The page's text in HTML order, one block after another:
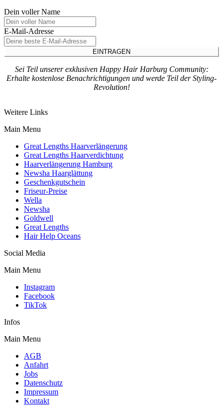
Dein voller Name
E-Mail-Adresse
EINTRAGEN
Sei Teil unserer exklusiven Happy Hair Harburg Community:
Erhalte kostenlose Benachrichtigungen und werde Teil der Styling-
Revolution!
Weitere Links
Main Menu
Great Lengths Haarverlängerung
Great Lengths Haarverdichtung
Haarverlängerung Hamburg
Newsha Haarglättung
Geschenkgutschein
Friseur-Preise
Wella
Newsha
Goldwell
Great Lengths
Hair Help Oceans
Social Media
Main Menu
Instagram
Facebook
TikTok
Infos
Main Menu
AGB
Anfahrt
Jobs
Datenschutz
Impressum
Kontakt